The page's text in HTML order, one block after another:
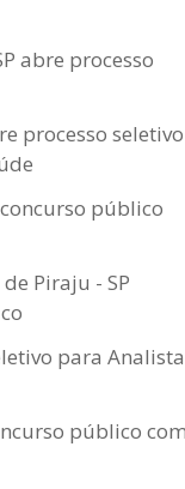
abre processo
processo seletivo
concurso público
Piraju - SP
para Analista
público